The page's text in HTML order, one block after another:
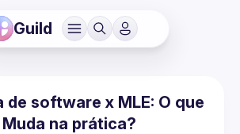
Guild
de software x MLE: O que
na prática?